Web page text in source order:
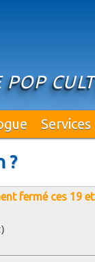
POP
Services
?
fermé ces 19